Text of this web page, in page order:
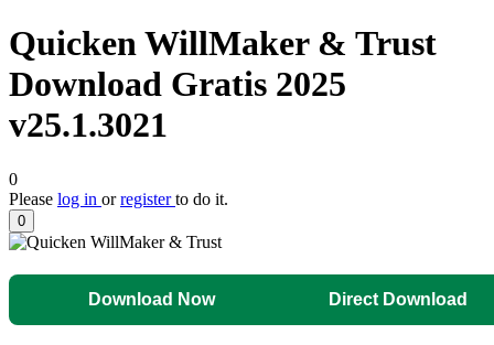
Quicken WillMaker & Trust
Download Gratis 2025
v25.1.3021
0
Please log in orregisterto do it.
0
Download Now Direct Download